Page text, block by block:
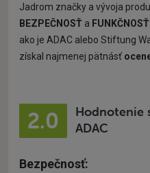
Jadrom značky a vývoja
BEZPEČNOSŤ a FUNKČNOSŤ
ako je ADAC alebo Stiftung
získal najmenej pätnásť
2.0
Hodnotenie
ADAC
Bezpečnosť: